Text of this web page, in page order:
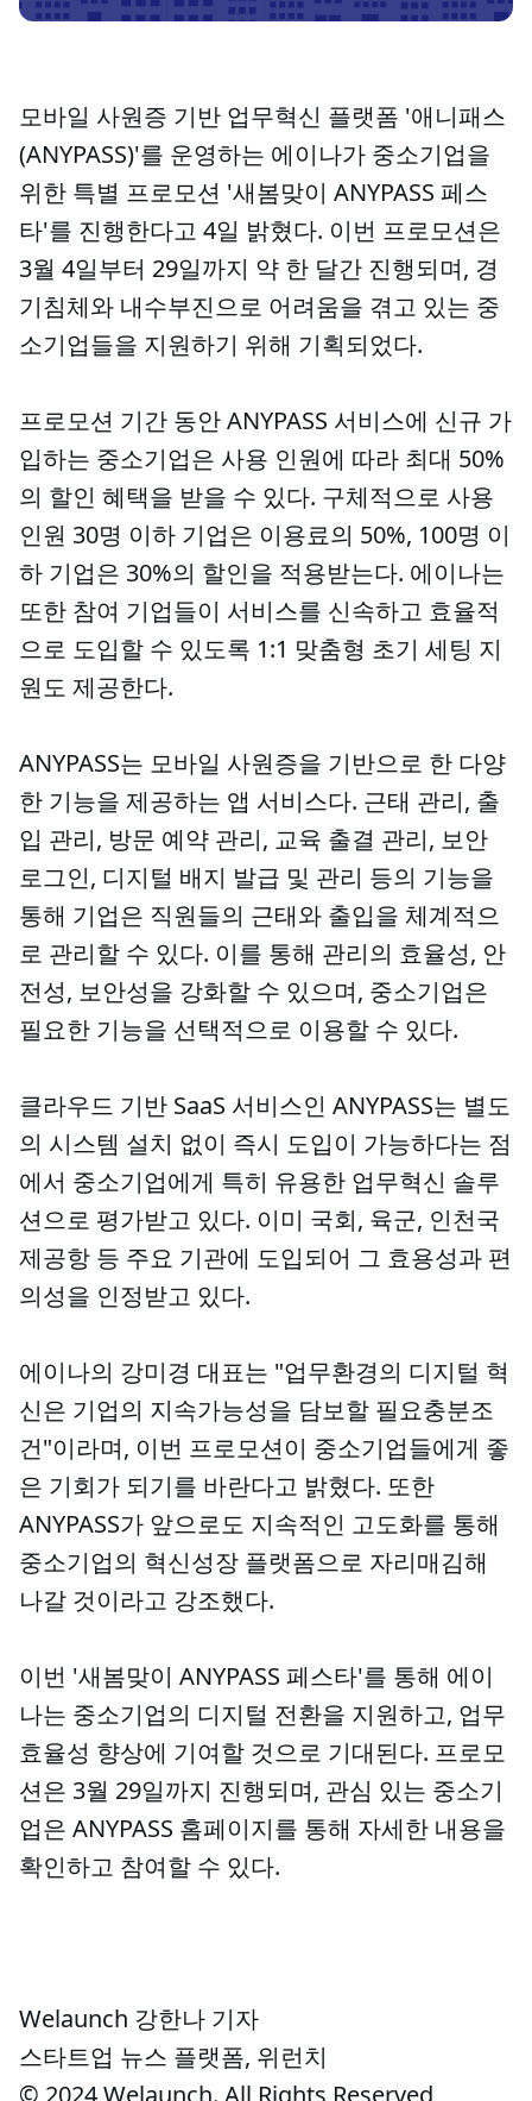
모바일 사원증 기반 업무혁신 플랫폼 '애니패스
(ANYPASS)'를 운영하는 에이나가 중소기업을
위한 특별 프로모션 '새봄맞이 ANYPASS 페스
타'를 진행한다고 4일 밝혔다. 이번 프로모션은
3월 4일부터 29일까지 약 한 달간 진행되며, 경
기침체와 내수부진으로 어려움을 겪고 있는 중
소기업들을 지원하기 위해 기획되었다.
프로모션 기간 동안 ANYPASS 서비스에 신규 가
입하는 중소기업은 사용 인원에 따라 최대 50%
의 할인 혜택을 받을 수 있다. 구체적으로 사용
인원 30명 이하 기업은 이용료의 50%, 100명 이
하 기업은 30%의 할인을 적용받는다. 에이나는
또한 참여 기업들이 서비스를 신속하고 효율적
으로 도입할 수 있도록 1:1 맞춤형 초기 세팅 지
원도 제공한다.
ANYPASS는 모바일 사원증을 기반으로 한 다양
한 기능을 제공하는 앱 서비스다. 근태 관리, 출
입 관리, 방문 예약 관리, 교육 출결 관리, 보안
로그인, 디지털 배지 발급 및 관리 등의 기능을
통해 기업은 직원들의 근태와 출입을 체계적으
로 관리할 수 있다. 이를 통해 관리의 효율성, 안
전성, 보안성을 강화할 수 있으며, 중소기업은
필요한 기능을 선택적으로 이용할 수 있다.
클라우드 기반 SaaS 서비스인 ANYPASS는 별도
의 시스템 설치 없이 즉시 도입이 가능하다는 점
에서 중소기업에게 특히 유용한 업무혁신 솔루
션으로 평가받고 있다. 이미 국회, 육군, 인천국
제공항 등 주요 기관에 도입되어 그 효용성과 편
의성을 인정받고 있다.
에이나의 강미경 대표는 "업무환경의 디지털 혁
신은 기업의 지속가능성을 담보할 필요충분조
건"이라며, 이번 프로모션이 중소기업들에게 좋
은 기회가 되기를 바란다고 밝혔다. 또한
ANYPASS가 앞으로도 지속적인 고도화를 통해
중소기업의 혁신성장 플랫폼으로 자리매김해
나갈 것이라고 강조했다.
이번 '새봄맞이 ANYPASS 페스타'를 통해 에이
나는 중소기업의 디지털 전환을 지원하고, 업무
효율성 향상에 기여할 것으로 기대된다. 프로모
션은 3월 29일까지 진행되며, 관심 있는 중소기
업은 ANYPASS 홈페이지를 통해 자세한 내용을
확인하고 참여할 수 있다.
Welaunch 강한나 기자
스타트업 뉴스 플랫폼, 위런치
© 2024 Welaunch. All Rights Reserved